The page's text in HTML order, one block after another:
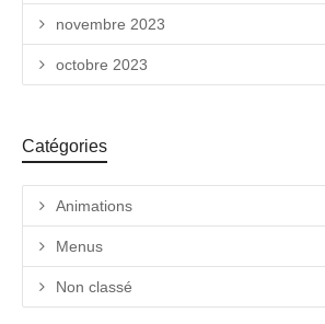
novembre 2023
octobre 2023
Catégories
Animations
Menus
Non classé